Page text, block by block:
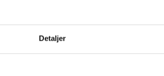
Detaljer